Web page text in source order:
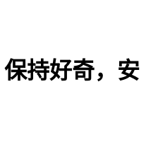
持好奇，安